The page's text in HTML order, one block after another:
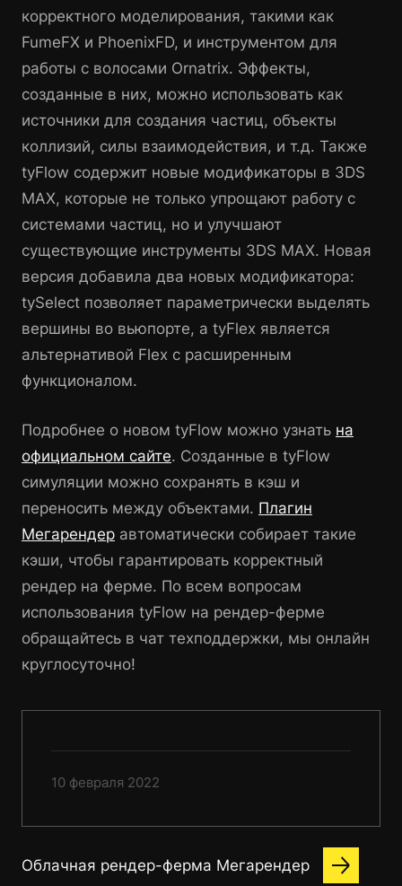
корректного моделирования, такими как
FumeFX и PhoenixFD, и инструментом для
работы с волосами Ornatrix. Эффекты,
созданные в них, можно использовать как
источники для создания частиц, объекты
коллизий, силы взаимодействия, и т.д. Также
tyFlow содержит новые модификаторы в 3DS
MAX, которые не только упрощают работу с
системами частиц, но и улучшают
существующие инструменты 3DS MAX. Новая
версия добавила два новых модификатора:
tySelect позволяет параметрически выделять
вершины во вьюпорте, а tyFlex является
альтернативой Flex с расширенным
функционалом.
Подробнее о новом tyFlow можно узнать на
официальном сайте. Созданные в tyFlow
симуляции можно сохранять в кэш и
переносить между объектами. Плагин
Мегарендер автоматически собирает такие
кэши, чтобы гарантировать корректный
рендер на ферме. По всем вопросам
использования tyFlow на рендер-ферме
обращайтесь в чат техподдержки, мы онлайн
круглосуточно!
10 февраля 2022
Облачная рендер-ферма Мегарендер